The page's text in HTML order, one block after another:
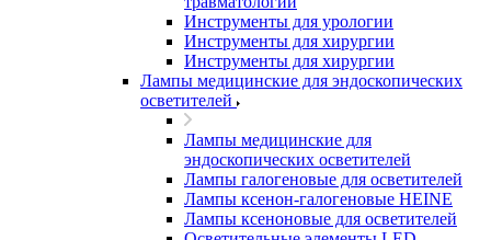
Инструменты для урологии
Инструменты для хирургии
Инструменты для хирургии
Лампы медицинские для эндоскопических
осветителей
Лампы медицинские для
эндоскопических осветителей
Лампы галогеновые для осветителей
Лампы ксенон-галогеновые HEINE
Лампы ксеноновые для осветителей